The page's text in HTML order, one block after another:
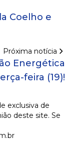
Coelho e
Próxima notícia
Energética
feira (19)!
exclusiva de
deste site. Se